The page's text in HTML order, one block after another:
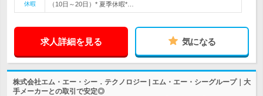
休暇
（10日～20日）* 夏季休暇*…
求人詳細を見る 気になる
株式会社エム・エー・シー．テクノロジー | エム・エー・シーグループ｜大
手メーカーとの取引で安定◎